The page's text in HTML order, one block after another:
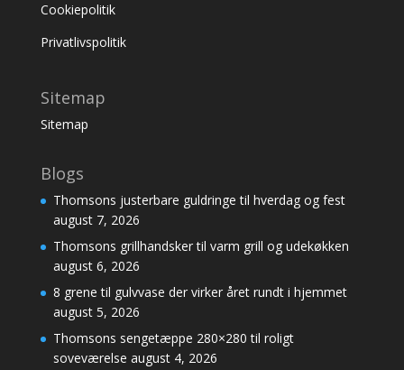
Cookiepolitik
Privatlivspolitik
Sitemap
Sitemap
Blogs
Thomsons justerbare guldringe til hverdag og fest
august 7, 2026
Thomsons grillhandsker til varm grill og udekøkken
august 6, 2026
8 grene til gulvvase der virker året rundt i hjemmet
august 5, 2026
Thomsons sengetæppe 280×280 til roligt
soveværelse august 4, 2026